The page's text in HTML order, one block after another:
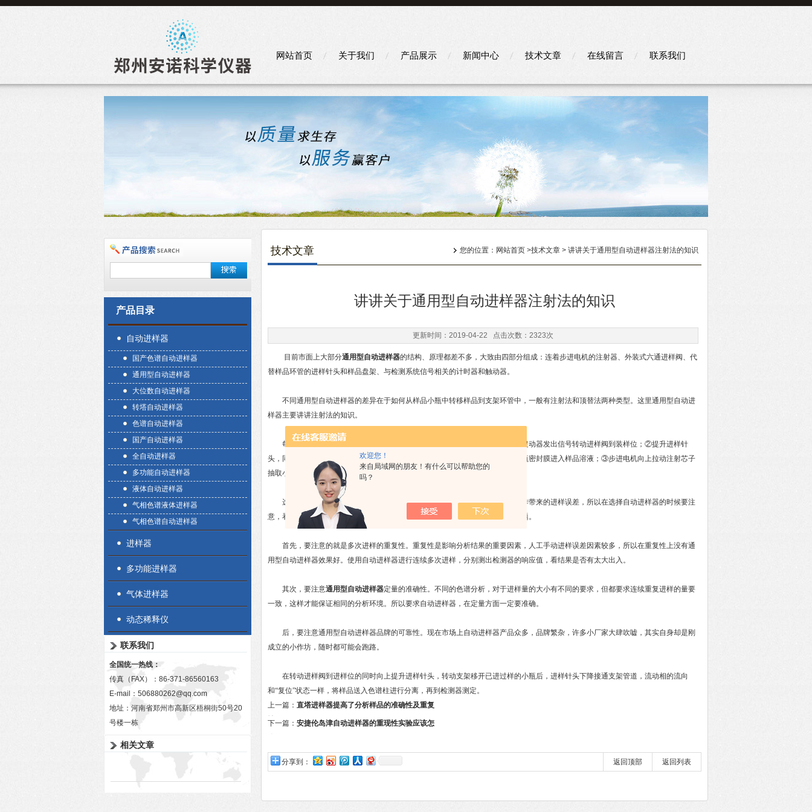
欢迎您！
来自局域网的朋友！有什么可以帮助您的
吗？
网站首页 关于我们 产品展示 新闻中心 技术文章 在线留言 联系我们
产品目录
自动进样器
国产色谱自动进样器
通用型自动进样器
大位数自动进样器
转塔自动进样器
色谱自动进样器
国产自动进样器
全自动进样器
多功能自动进样器
液体自动进样器
气相色谱液体进样器
气相色谱自动进样器
进样器
多功能进样器
气体进样器
动态稀释仪
联系我们
全国统一热线：
传真（FAX）：86-371-86560163
E-mail： 506880262@qq.com
地址：河南省郑州市高新区梧桐街50号20
号楼一栋
相关文章
技术文章 您的位置： 网站首页 >技术文章 > 讲讲关于通用型自动进样器注射法的知识
讲讲关于通用型自动进样器注射法的知识
更新时间：2019-04-22 点击次数：2323次
目前市面上大部分通用型自动进样器的结构、原理都差不多，大致由四部分组成：连着步进电机的注射器、外装式六通进样阀、代
替样品环管的进样针头和样品盘架、与检测系统信号相关的计时器和触动器。
不同通用型自动进样器的差异在于如何从样品小瓶中转移样品到支架环管中，一般有注射法和顶替法两种类型。这里通用型自动进
样器主要讲讲注射法的知识。
每个样品分析周期由计时器控制，样品分析完毕后有三个自动化的动作：①促动器发出信号转动进样阀到装样位；②提升进样针
头，同时转动支架，将准备进样的小瓶对准进样针头，进样针头下降刺破样品小瓶密封膜进入样品溶液；③步进电机向上拉动注射芯子
抽取小瓶中的样品，完成装样步骤。
选择 通用型自动进样器
的目的，就是为了满足大批量分析需求，减少人工操作带来的进样误差，所以在选择自动进样器的时候要注
意，看是否能满足自身需求。下面就来说说选择通用型自动进样器要注意哪些问题。
首先，要注意的就是多次进样的重复性。重复性是影响分析结果的重要因素，人工手动进样误差因素较多，所以在重复性上没有通
用型自动进样器效果好。使用自动进样器进行连续多次进样，分别测出检测器的响应值，看结果是否有太大出入。
其次，要注意通用型自动进样器定量的准确性。不同的色谱分析，对于进样量的大小有不同的要求，但都要求连续重复进样的量要
一致，这样才能保证相同的分析环境。所以要求自动进样器，在定量方面一定要准确。
后，要注意通用型自动进样器品牌的可靠性。现在市场上自动进样器产品众多，品牌繁杂，许多小厂家大肆吹嘘，其实自身却是刚
成立的小作坊，随时都可能会跑路。
在转动进样阀到进样位的同时向上提升进样针头，转动支架移开已进过样的小瓶后，进样针头下降接通支架管道，流动相的流向
和“复位”状态一样，将样品送入色谱柱进行分离，再到检测器测定。
上一篇： 直塔进样器提高了分析样品的准确性及重复
性
下一篇： 安捷伦岛津自动进样器的重现性实验应该怎
分享到： 返回列表
返回顶部